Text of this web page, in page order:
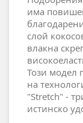
има
слой
влакна
Този модел
на
"Stretch" -
истинско